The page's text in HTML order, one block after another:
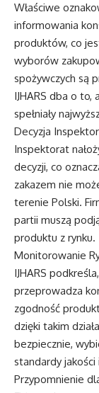
Właściwe
informowania
produktów, co
wyborów
spożywczych są
IJHARS dba o
spełniały
Decyzja
Inspektorat
decyzji, co
zakazem nie
terenie Polski.
partii muszą
produktu z rynku.
Monitorowanie
IJHARS
przeprowadza
zgodność
dzięki takim
bezpiecznie,
standardy
Przypomnienie